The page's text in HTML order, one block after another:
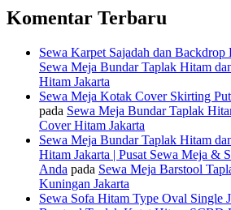
Komentar Terbaru
Sewa Karpet Sajadah dan Backdrop
Sewa Meja Bundar Taplak Hitam
Hitam Jakarta
Sewa Meja Kotak Cover Skirting
pada Sewa Meja Bundar Taplak
Cover Hitam Jakarta
Sewa Meja Bundar Taplak Hitam
Hitam Jakarta | Pusat Sewa Meja &
Anda pada Sewa Meja Barstool
Kuningan Jakarta
Sewa Sofa Hitam Type Oval Single